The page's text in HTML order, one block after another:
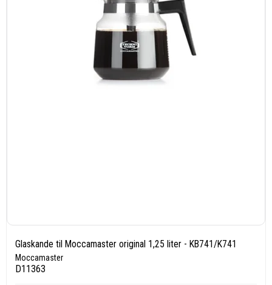
Glaskande til Moccamaster original 1,25 liter - KB741/K741
Moccamaster
D11363